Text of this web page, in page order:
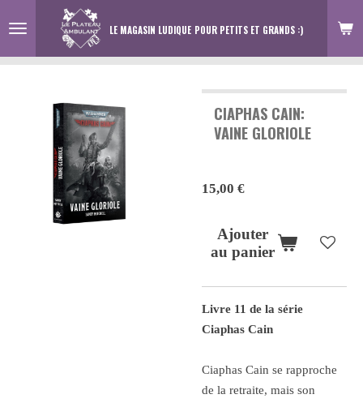
au
contenu
LE MAGASIN LUDIQUE POUR PETITS ET GRANDS :)
CIAPHAS CAIN:
VAINE GLORIOLE
15,00 €
Ajouter
au panier
Livre 11 de la série
Ciaphas Cain
Ciaphas Cain se rapproche
de la retraite, mais son